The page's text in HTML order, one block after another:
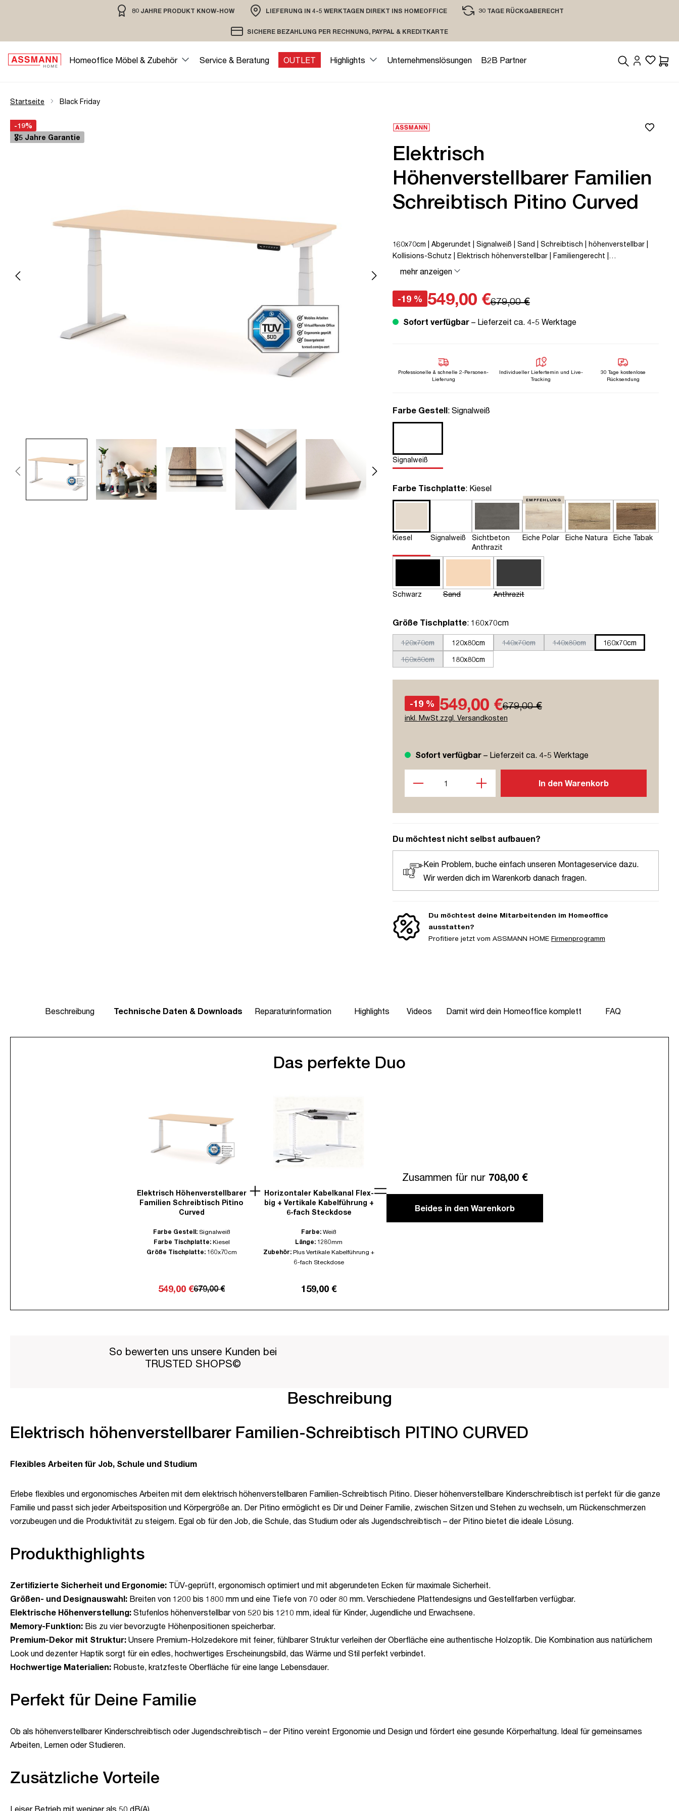
Zur Hauptnavigation springen80 JAHRE PRODUKT KNOW-HOW
80 JAHRE MÖBELBAU MIT TRADITION
LIEFERUNG IN 4-5 WERKTAGEN DIREKT INS HOMEOFFICE
VERSAND PER DHL ODER SPEDITION
30 TAGE RÜCKGABERECHT
SICHERE BEZAHLUNG PER RECHNUNG, PAYPAL & KREDITKARTE
VERSCHLÜSSELTE ÜBERTRAGUNG
Homeoffice Möbel & Zubehör Service & Beratung OUTLET Highlights Unternehmenslösungen
B2B Partner
Startseite Black Friday
Bildergalerie überspringen
Öffne Zoom-Modal
-19%
🎖️5 Jahre Garantie
Elektrisch
Höhenverstellbarer Familien
Schreibtisch Pitino Curved
160x70cm | Abgerundet | Signalweiß | Sand | Schreibtisch | höhenverstellbar |
Kollisions-Schutz | Elektrisch höhenverstellbar | Familiengerecht |
Verriegelungsfunktion | Metall | Holz | Weiß | Beige | 5 Jahre Herstellergarantie |
unmontiert | TÜV© geprüfte Ergonomie | TÜV© mobiles Arbeiten | bis zu 50 kg |
Pitino Curved
mehr anzeigen
-19 % 549,00 €679,00 €
Sofort verfügbar– Lieferzeit ca. 4-5 Werktage
Professionelle & schnelle 2-Personen-
Lieferung
Individueller Liefertemin und Live-
Tracking
30 Tage kostenlose
Rücksendung
Farbe Gestellauswählen
: Signalweiß
Signalweiß
Farbe Tischplatteauswählen
: Kiesel
Kiesel Signalweiß
Sichtbeton
Anthrazit
Eiche Polar
EMPFEHLUNG
Eiche Natura Eiche Tabak
Schwarz Sand Anthrazit
Größe Tischplatteauswählen
: 160x70cm
120x70cm 120x80cm 140x70cm 140x80cm
160x70cm
160x80cm
180x80cm
-19 % 549,00 €679,00 €
inkl. MwSt.zzgl. Versandkosten
Sofort verfügbar– Lieferzeit ca. 4-5 Werktage
In den Warenkorb
Du möchtest nicht selbst aufbauen?
Kein Problem, buche einfach unseren Montageservice dazu.
Wir werden dich im Warenkorb danach fragen.
Du möchtest deine Mitarbeitenden im Homeoffice
ausstatten?
Profitiere jetzt vom ASSMANN HOME Firmenprogramm
Beschreibung Technische Daten & Downloads Reparaturinformation Highlights Videos Damit wird dein Homeoffice komplett FAQ
Das perfekte Duo
Elektrisch Höhenverstellbarer
Familien Schreibtisch Pitino
Curved
Farbe Gestell: Signalweiß
Farbe Tischplatte: Kiesel
Größe Tischplatte: 160x70cm
549,00 €679,00 €
Horizontaler Kabelkanal Flex-
big + Vertikale Kabelführung +
6-fach Steckdose
Farbe: Weiß
Länge: 1280mm
Zubehör: Plus Vertikale Kabelführung +
6-fach Steckdose
159,00 €
Zusammen für nur 708,00 €
Beides in den Warenkorb
So bewerten uns unsere Kunden bei
TRUSTED SHOPS©
Beschreibung
Elektrisch höhenverstellbarer Familien-Schreibtisch PITINO CURVED
Flexibles Arbeiten für Job, Schule und Studium
Erlebe flexibles und ergonomisches Arbeiten mit dem elektrisch höhenverstellbaren Familien-Schreibtisch Pitino. Dieser höhenverstellbare Kinderschreibtisch ist perfekt für die ganze
Familie und passt sich jeder Arbeitsposition und Körpergröße an. Der Pitino ermöglicht es Dir und Deiner Familie, zwischen Sitzen und Stehen zu wechseln, um Rückenschmerzen
vorzubeugen und die Produktivität zu steigern. Egal ob für den Job, die Schule, das Studium oder als Jugendschreibtisch – der Pitino bietet die ideale Lösung.
Produkthighlights
Zertifizierte Sicherheit und Ergonomie: TÜV-geprüft, ergonomisch optimiert und mit abgerundeten Ecken für maximale Sicherheit.
Größen- und Designauswahl: Breiten von 1200 bis 1800 mm und eine Tiefe von 70 oder 80 mm. Verschiedene Plattendesigns und Gestellfarben verfügbar.
Elektrische Höhenverstellung: Stufenlos höhenverstellbar von 520 bis 1210 mm, ideal für Kinder, Jugendliche und Erwachsene.
Memory-Funktion: Bis zu vier bevorzugte Höhenpositionen speicherbar.
Premium-Dekor mit Struktur: Unsere Premium-Holzedekore mit feiner, fühlbarer Struktur verleihen der Oberfläche eine authentische Holzoptik. Die Kombination aus natürlichem
Look und dezenter Haptik sorgt für ein edles, hochwertiges Erscheinungsbild, das Wärme und Stil perfekt verbindet.
Hochwertige Materialien: Robuste, kratzfeste Oberfläche für eine lange Lebensdauer.
Perfekt für Deine Familie
Ob als höhenverstellbarer Kinderschreibtisch oder Jugendschreibtisch – der Pitino vereint Ergonomie und Design und fördert eine gesunde Körperhaltung. Ideal für gemeinsames
Arbeiten, Lernen oder Studieren.
Zusätzliche Vorteile
Leiser Betrieb mit weniger als 50 dB(A).